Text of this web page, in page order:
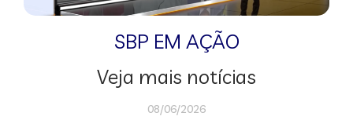
SBP EM AÇÃO
Veja mais notícias
08/06/2026